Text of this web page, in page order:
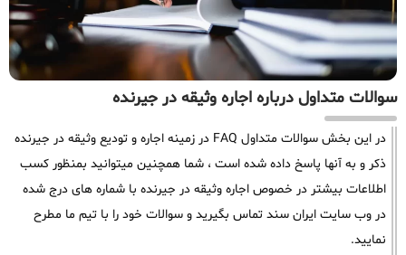
سوالات متداول درباره اجاره وثیقه در جیرنده
در این بخش سوالات متداول FAQ در زمینه اجاره و تودیع وثیقه در جیرنده
ذکر و به آنها پاسخ داده شده است ، شما همچنین میتوانید بمنظور کسب
اطلاعات بیشتر در خصوص اجاره وثیقه در جیرنده با شماره های درج شده
در وب سایت ایران سند تماس بگیرید و سوالات خود را با تیم ما مطرح
نمایید.